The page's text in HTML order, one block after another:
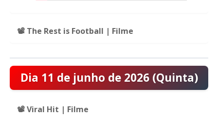
📽️ The Rest is Football | Filme
Dia 11 de junho de 2026 (Quinta)
📽️ Viral Hit | Filme